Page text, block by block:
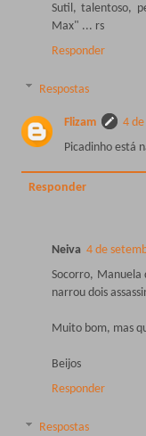
Sutil, talentoso,
Max" ... rs
Responder
Respostas
Flizam
4
Picadinho está
Responder
Neiva 4 de
Socorro,
narrou dois
Muito bom, mas
Beijos
Responder
Respostas